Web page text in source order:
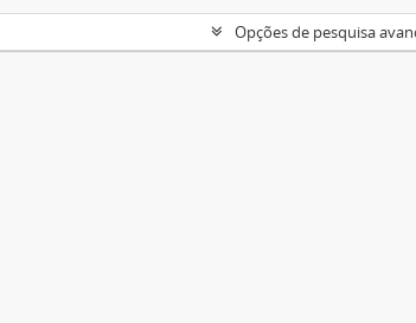
Opções de pesquisa